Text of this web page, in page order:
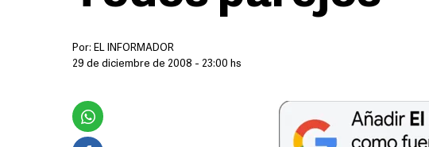
Por: EL INFORMADOR
29 de diciembre de 2008 - 23:00 hs